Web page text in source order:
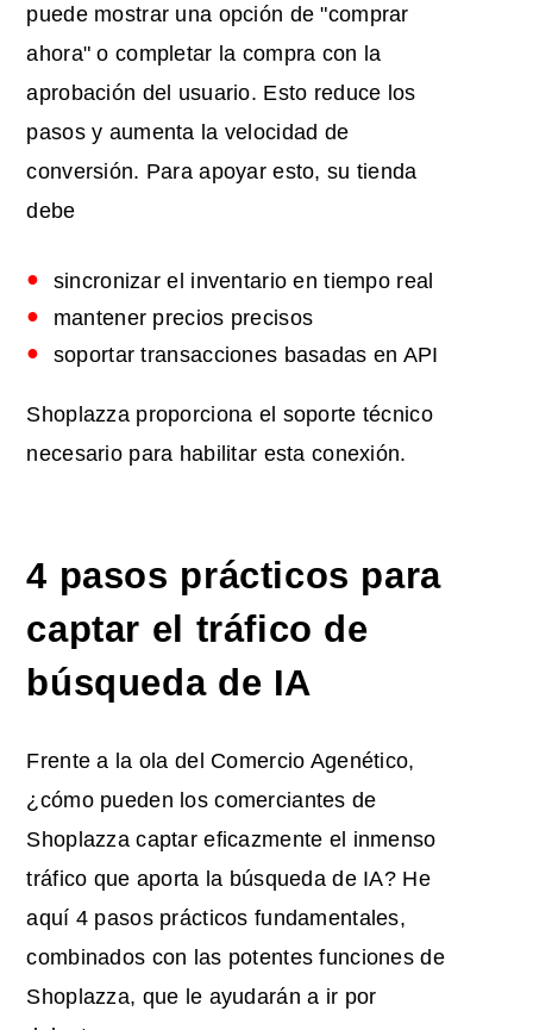
puede mostrar una opción de "comprar
ahora" o completar la compra con la
aprobación del usuario. Esto reduce los
pasos y aumenta la velocidad de
conversión. Para apoyar esto, su tienda
debe
sincronizar el inventario en tiempo real
mantener precios precisos
soportar transacciones basadas en API
Shoplazza proporciona el soporte técnico
necesario para habilitar esta conexión.
4 pasos prácticos para
captar el tráfico de
búsqueda de IA
Frente a la ola del Comercio Agenético,
¿cómo pueden los comerciantes de
Shoplazza captar eficazmente el inmenso
tráfico que aporta la búsqueda de IA? He
aquí 4 pasos prácticos fundamentales,
combinados con las potentes funciones de
Shoplazza, que le ayudarán a ir por